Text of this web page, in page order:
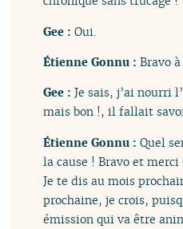
Gee :Oui.
Étienne Gonnu :Bravo
Gee :Je sais, j’ai nourri
mais bon !, il fallait
Étienne Gonnu :Quel
la cause ! Bravo et merci
Je te dis au mois
prochaine, je crois,
émission qui va être